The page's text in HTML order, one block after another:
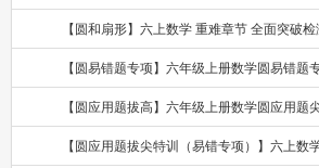
【圆和扇形】六上数学 重难章节 全面突破
【圆易错题专项】六年级上册数学圆易错题
【圆应用题拔高】六年级上册数学圆应用题
【圆应用题拔尖特训（易错专项）】六上数